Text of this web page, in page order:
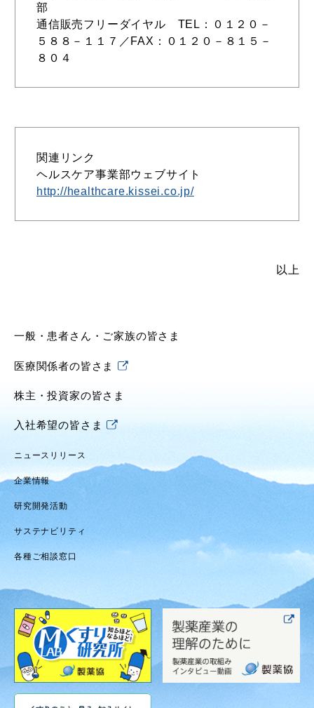
部
通信販売フリーダイヤル TEL：０１２０－
５８８－１１７／FAX：０１２０－８１５－
８０４
関連リンク
ヘルスケア事業部ウェブサイト
http://healthcare.kissei.co.jp/
以上
一般・患者さん・ご家族の皆さま
医療関係者の皆さま
株主・投資家の皆さま
入社希望の皆さま
ニュースリリース
企業情報
研究開発活動
サステナビリティ
各種ご相談窓口